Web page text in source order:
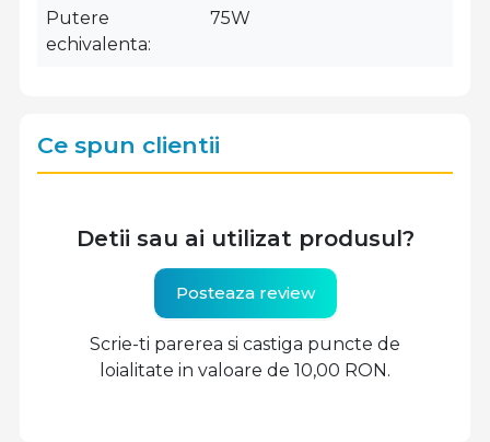
Putere
echivalenta
75W
Ce spun clientii
Detii sau ai utilizat produsul?
Posteaza review
Scrie-ti parerea si castiga puncte de
loialitate in valoare de 10,00 RON.